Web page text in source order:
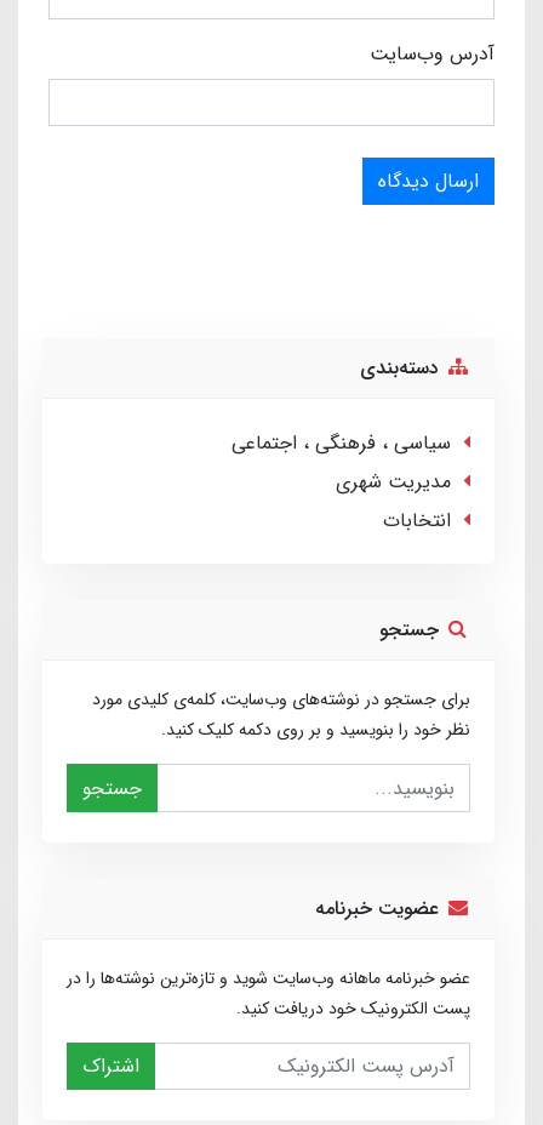
آدرس وب‌سایت
ارسال دیدگاه
دسته‌بندی
سیاسی ، فرهنگی ، اجتماعی
مدیریت شهری
انتخابات
جستجو
برای جستجو در نوشته‌های وب‌سایت، کلمه‌ی کلیدی مورد
نظر خود را بنویسید و بر روی دکمه کلیک کنید.
جستجو
عضویت خبرنامه
عضو خبرنامه ماهانه وب‌سایت شوید و تازه‌ترین نوشته‌ها را در
پست الکترونیک خود دریافت کنید.
اشتراک